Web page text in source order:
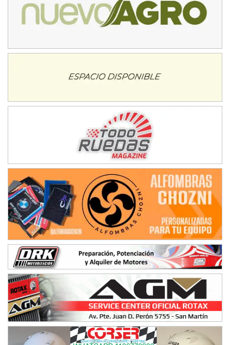
Humboldt (Santa Fe)
NORESTE SANTAFESINO - F6
Avellaneda (Santa Fe)
José Samuel Sánchez (Tierra)
TUCUMANO - F5